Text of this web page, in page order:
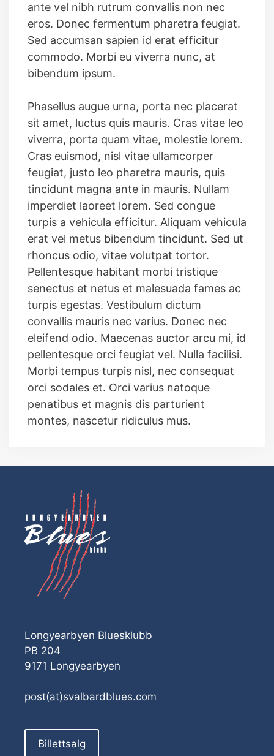
ante vel nibh rutrum convallis non nec
eros. Donec fermentum pharetra feugiat.
Sed accumsan sapien id erat efficitur
commodo. Morbi eu viverra nunc, at
bibendum ipsum.
Phasellus augue urna, porta nec placerat
sit amet, luctus quis mauris. Cras vitae leo
viverra, porta quam vitae, molestie lorem.
Cras euismod, nisl vitae ullamcorper
feugiat, justo leo pharetra mauris, quis
tincidunt magna ante in mauris. Nullam
imperdiet laoreet lorem. Sed congue
turpis a vehicula efficitur. Aliquam vehicula
erat vel metus bibendum tincidunt. Sed ut
rhoncus odio, vitae volutpat tortor.
Pellentesque habitant morbi tristique
senectus et netus et malesuada fames ac
turpis egestas. Vestibulum dictum
convallis mauris nec varius. Donec nec
eleifend odio. Maecenas auctor arcu mi, id
pellentesque orci feugiat vel. Nulla facilisi.
Morbi tempus turpis nisl, nec consequat
orci sodales et. Orci varius natoque
penatibus et magnis dis parturient
montes, nascetur ridiculus mus.
Longyearbyen Bluesklubb
PB 204
9171 Longyearbyen
post(at)svalbardblues.com
Billettsalg